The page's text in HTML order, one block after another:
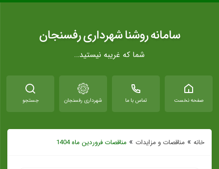
سامانه روشنا شهرداری رفسنجان
شما که غریبه نیستید…
صفحه نخست تماس با ما شهرداری رفسنجان جستجو
خانه » مناقصات و مزایدات » مناقصات فروردین ماه 1404